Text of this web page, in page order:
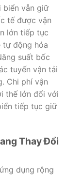
biển vẫn giữ
tế được vận
lớn tiếp tục
tự động hóa
suất bốc
tuyến vận tải
Chi phí vận
thế lớn đối với
tiếp tục giữ
Thay Đổi
dụng rộng